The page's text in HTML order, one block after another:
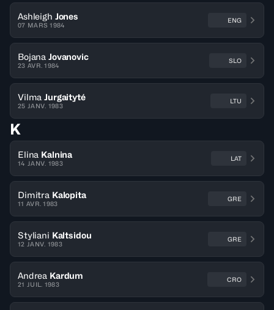
Ashleigh Jones
07 MARS 1984
ENG
Bojana Jovanovic
23 AVR. 1984
SLO
Vilma Jurgaityté
25 JANV. 1983
LTU
K
Elina Kalnina
14 JANV. 1983
LAT
Dimitra Kalopita
11 AVR. 1983
GRE
Styliani Kaltsidou
12 JANV. 1983
GRE
Andrea Kardum
21 JUIL. 1983
CRO